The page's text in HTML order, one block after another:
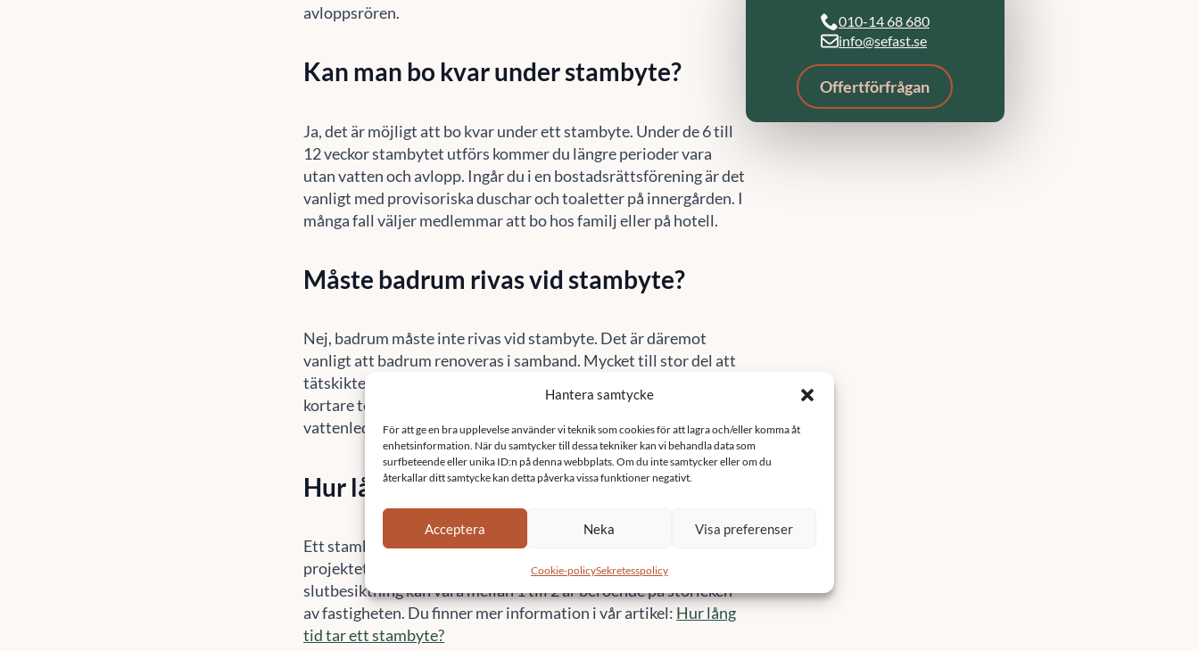
avloppsrören.
Kan man bo kvar under stambyte?
Ja, det är möjligt att bo kvar under ett stambyte. Under de 6 till
12 veckor stambytet utförs kommer du längre perioder vara
utan vatten och avlopp. Ingår du i en bostadsrättsförening är det
vanligt med provisoriska duschar och toaletter på innergården. I
många fall väljer medlemmar att bo hos familj eller på hotell.
Måste badrum rivas vid stambyte?
Nej, badrum måste inte rivas vid stambyte. Det är däremot
vanligt att badrum renoveras i samband. Mycket till stor del att
tätskikten i badrummet som skyddar mot fuktskador har en
kortare teknisk livslängd än både avloppsrör och
vattenledningar, cirka 25-30 år.
Hur lång tid tar ett stambyte?
Ett stambyte tar ofta cirka 6 – 12 veckor per lägenhet. Hela
projektet från besiktning till projektering, renovering och
slutbesiktning kan vara mellan 1 till 2 år beroende på storleken
av fastigheten. Du finner mer information i vår artikel: Hur lång
tid tar ett stambyte?
010-14 68 680
info@sefast.se
Offertförfrågan